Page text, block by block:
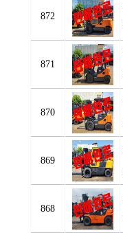
872
871
870
869
868